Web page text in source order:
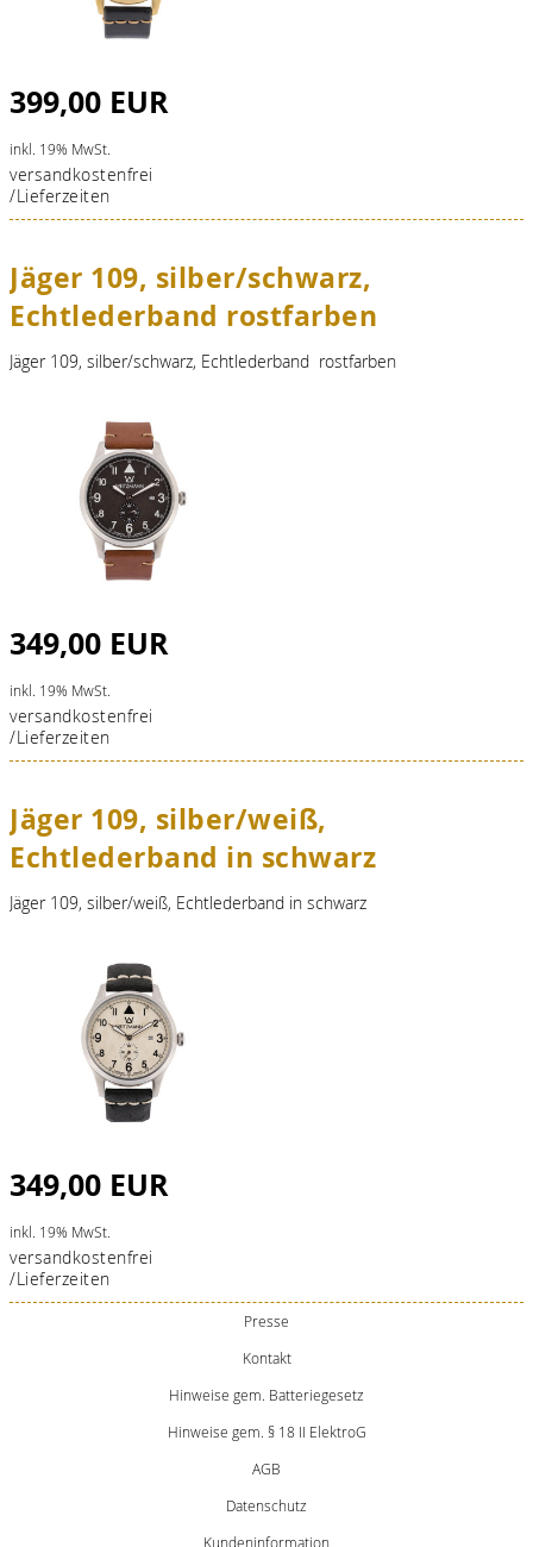
399,00 EUR
inkl. 19% MwSt.
versandkostenfrei
/Lieferzeiten
Jäger 109, silber/schwarz,
Echtlederband rostfarben
Jäger 109, silber/schwarz, Echtlederband rostfarben
349,00 EUR
inkl. 19% MwSt.
versandkostenfrei
/Lieferzeiten
Jäger 109, silber/weiß,
Echtlederband in schwarz
Jäger 109, silber/weiß, Echtlederband in schwarz
349,00 EUR
inkl. 19% MwSt.
versandkostenfrei
/Lieferzeiten
Presse
Kontakt
Hinweise gem. Batteriegesetz
Hinweise gem. § 18 II ElektroG
AGB
Datenschutz
Kundeninformation